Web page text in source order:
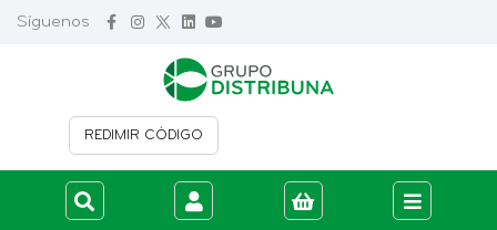
Síguenos
REDIMIR CÓDIGO